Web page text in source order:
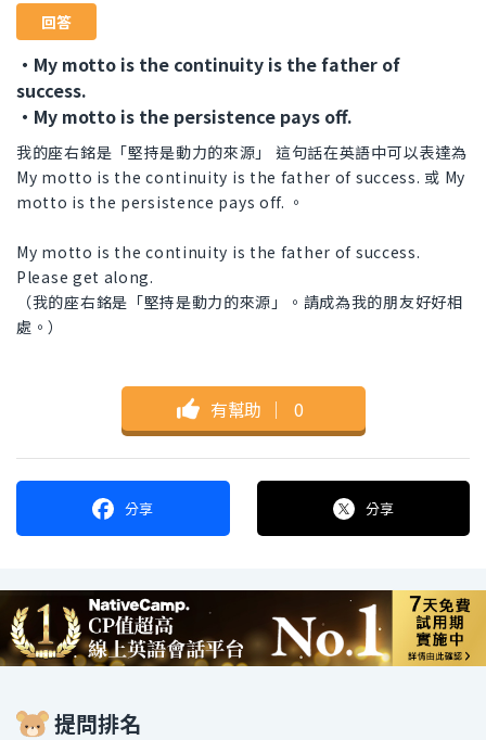
回答
・My motto is the continuity is the father of
success.
・My motto is the persistence pays off.
我的座右銘是「堅持是動力的來源」 這句話在英語中可以表達為
My motto is the continuity is the father of success. 或 My
motto is the persistence pays off. 。
My motto is the continuity is the father of success.
Please get along.
（我的座右銘是「堅持是動力的來源」。請成為我的朋友好好相
處。）
有幫助 ｜ 0
分享 分享
提問排名